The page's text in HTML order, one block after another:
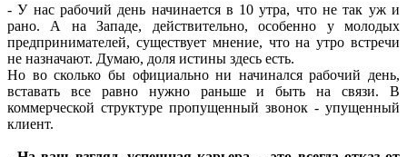
- У нас рабочий день начинается в 10 утра, что не так уж и
рано. А на Западе, действительно, особенно у молодых
предпринимателей, существует мнение, что на утро встречи
не назначают. Думаю, доля истины здесь есть.
Но во сколько бы официально ни начинался рабочий день,
вставать все равно нужно раньше и быть на связи. В
коммерческой структуре пропущенный звонок - упущенный
клиент.